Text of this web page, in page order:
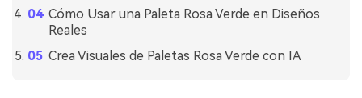
Cómo Usar una Paleta Rosa Verde en Diseños
Reales
Crea Visuales de Paletas Rosa Verde con IA